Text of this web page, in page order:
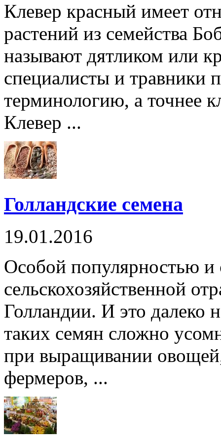
Клевер красный имеет
растений из семейства
называют дятликом или
специалисты и травники
терминологию, а точнее
Клевер ...
Голландские семена
19.01.2016
Особой популярностью и
сельскохозяйственной
Голландии. И это далеко
таких семян сложно
при выращивании
фермеров, ...